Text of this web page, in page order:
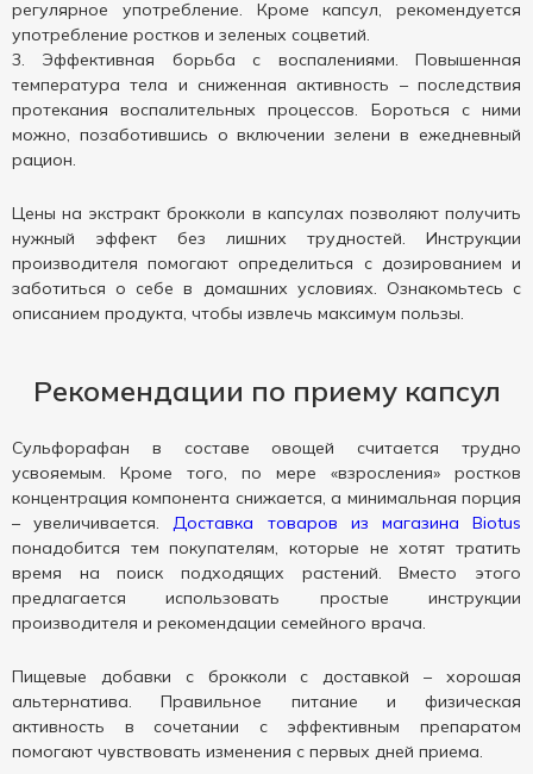
регулярное употребление. Кроме капсул, рекомендуется
употребление ростков и зеленых соцветий.
Эффективная борьба с воспалениями. Повышенная
температура тела и сниженная активность – последствия
протекания воспалительных процессов. Бороться с ними
можно, позаботившись о включении зелени в ежедневный
рацион.
Цены на экстракт брокколи в капсулах позволяют получить
нужный эффект без лишних трудностей. Инструкции
производителя помогают определиться с дозированием и
заботиться о себе в домашних условиях. Ознакомьтесь с
описанием продукта, чтобы извлечь максимум пользы.
Рекомендации по приему капсул
Сульфорафан в составе овощей считается трудно
усвояемым. Кроме того, по мере «взросления» ростков
концентрация компонента снижается, а минимальная порция
– увеличивается.Доставка товаров из магазина Biotus
понадобится тем покупателям, которые не хотят тратить
время на поиск подходящих растений. Вместо этого
предлагается использовать простые инструкции
производителя и рекомендации семейного врача.
Пищевые добавки с брокколи с доставкой – хорошая
альтернатива. Правильное питание и физическая
активность в сочетании с эффективным препаратом
помогают чувствовать изменения с первых дней приема.